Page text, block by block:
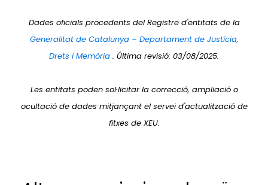
Dades oficials procedents del Registre d'entitats de la
Generalitat de Catalunya – Departament de Justícia,
Drets i Memòria . Última revisió: 03/08/2025.
Les entitats poden sol·licitar la correcció, ampliació o
ocultació de dades mitjançant el servei d'actualització de
fitxes de XEU.